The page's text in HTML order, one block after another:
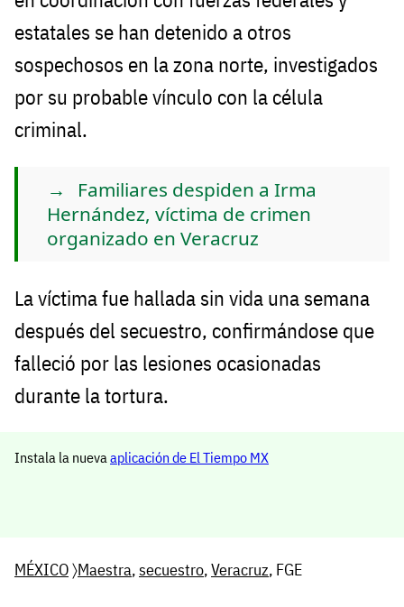
estatales se han detenido a otros
sospechosos en la zona norte, investigados
por su probable vínculo con la célula
criminal.
Familiares despiden a Irma
Hernández, víctima de crimen
organizado en Veracruz
La víctima fue hallada sin vida una semana
después del secuestro, confirmándose que
falleció por las lesiones ocasionadas
durante la tortura.
Instala la nuevaaplicación de El Tiempo MX
MÉXICO〉Maestra,secuestro,Veracruz, FGE